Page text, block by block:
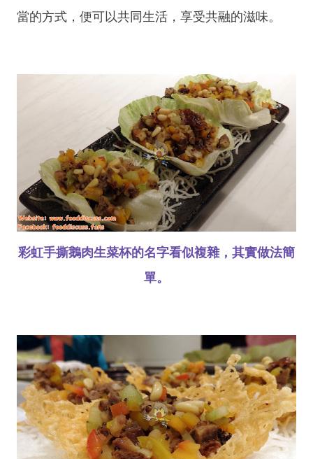
當的方式，便可以共同生活，享受共融的滋味。
彩虹手撕鵝肉生菜杯的名字看似複雜，其實做法簡
單。